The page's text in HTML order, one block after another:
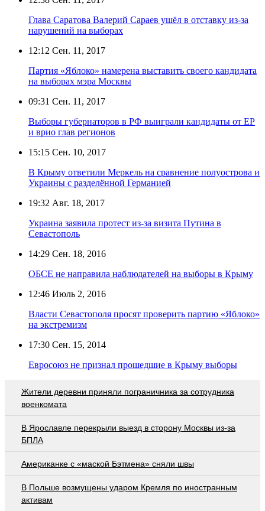
Глава Саратова Валерий Сараев ушёл в отставку из-за
нарушений на выборах
12:12 Сен. 11, 2017
Партия «Яблоко» намерена выставить своего кандидата
на выборах мэра Москвы
09:31 Сен. 11, 2017
Выборы губернаторов в РФ выиграли кандидаты от ЕР
и врио глав регионов
15:15 Сен. 10, 2017
В Крыму ответили Меркель на сравнение полуострова и
Украины с разделённой Германией
19:32 Авг. 18, 2017
Украина заявила протест из-за визита Путина в
Севастополь
14:29 Сен. 18, 2016
ОБСЕ не направила наблюдателей на выборы в Крыму
12:46 Июль 2, 2016
Власти Севастополя просят проверить партию «Яблоко»
на экстремизм
17:30 Сен. 15, 2014
Евросоюз не признал прошедшие в Крыму выборы
Жители деревни приняли пограничника за сотрудника
военкомата
В Ярославле перекрыли выезд в сторону Москвы из-за
БПЛА
Американке с «маской Бэтмена» сняли швы
В Польше возмущены ударом Кремля по иностранным
активам